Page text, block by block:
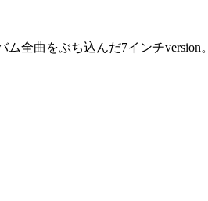
全曲をぶち込んだ7インチversion。